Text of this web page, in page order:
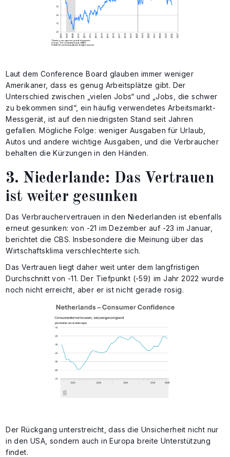
Laut dem Conference Board glauben immer weniger
Amerikaner, dass es genug Arbeitsplätze gibt. Der
Unterschied zwischen „vielen Jobs“ und „Jobs, die schwer
zu bekommen sind“, ein häufig verwendetes Arbeitsmarkt-
Messgerät, ist auf den niedrigsten Stand seit Jahren
gefallen. Mögliche Folge: weniger Ausgaben für Urlaub,
Autos und andere wichtige Ausgaben, und die Verbraucher
behalten die Kürzungen in den Händen.
3. Niederlande: Das Vertrauen
ist weiter gesunken
Das Verbrauchervertrauen in den Niederlanden ist ebenfalls
erneut gesunken: von -21 im Dezember auf -23 im Januar,
berichtet die CBS. Insbesondere die Meinung über das
Wirtschaftsklima verschlechterte sich.
Das Vertrauen liegt daher weit unter dem langfristigen
Durchschnitt von -11. Der Tiefpunkt (-59) im Jahr 2022 wurde
noch nicht erreicht, aber er ist nicht gerade rosig.
Der Rückgang unterstreicht, dass die Unsicherheit nicht nur
in den USA, sondern auch in Europa breite Unterstützung
findet.